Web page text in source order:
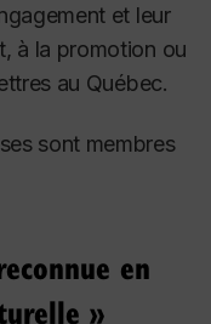
et leur
à la promotion ou
au Québec.
sont membres
en
»